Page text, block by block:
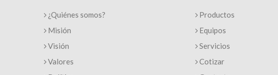
¿Quiénes somos?
Misión
Visión
Valores
Productos
Equipos
Servicios
Cotizar